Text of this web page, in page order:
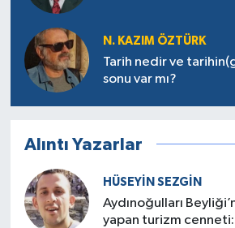
N. KAZIM ÖZTÜRK
Tarih nedir ve
sonu var mı?
Alıntı Yazarlar
HÜSEYIN SEZGIN
Aydınoğulları
yapan turizm